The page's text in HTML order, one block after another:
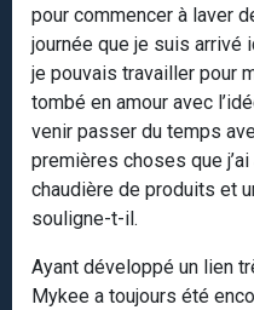
pour commencer à laver
journée que je suis arrivé
je pouvais travailler pour
tombé en amour avec
venir passer du temps
premières choses que
chaudière de produits et
souligne-t-il.
Ayant développé un lien
Mykee a toujours été